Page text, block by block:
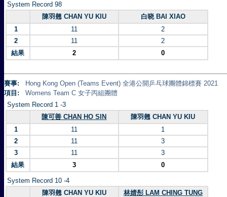
System Record 98
陳羽翹 CHAN YU KIU
白晓 BAI XIAO
1
11
2
2
11
2
結果
2 0
賽事:
Hong Kong Open (Teams Event) 全港公開乒乓球團體錦標賽 2021
項目:
Womens Team C 女子丙組團體
System Record 1 -3
陳可善 CHAN HO SIN
陳羽翹 CHAN YU KIU
1
11
1
2
11
3
3
11
3
結果
3 0
System Record 10 -4
陳羽翹 CHAN YU KIU
林婧彤 LAM CHING TUNG